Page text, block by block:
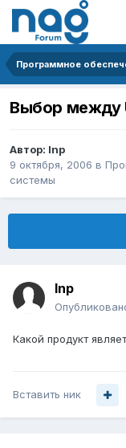
Программное
Выбор между
Автор: Inp
9 октября, 2006 в
системы
Inp
Какой продукт
Вставить ник